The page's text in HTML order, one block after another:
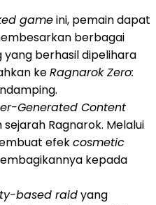
gameini, pemain dapat
berbagai
yang berhasil dipelihara
keRagnarok Zero:
Generated Content
Ragnarok. Melalui
efekcosmetic
kepada
based raidyang